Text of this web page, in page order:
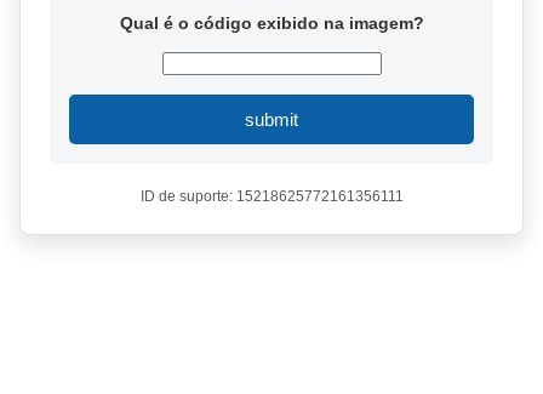
Qual é o código exibido na imagem?
submit
ID de suporte: 15218625772161356111